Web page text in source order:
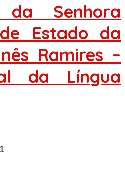
da Senhora
Estado da
Ramires –
da Língua